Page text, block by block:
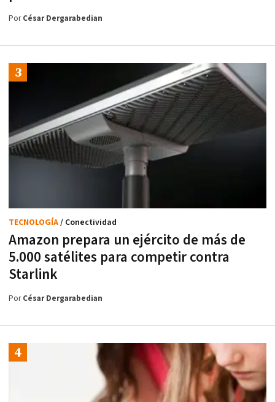
PorCésar Dergarabedian
Amazon prepara un ejército de más de
5.000 satélites para competir contra
Starlink
TECNOLOGÍA/ Conectividad
PorCésar Dergarabedian